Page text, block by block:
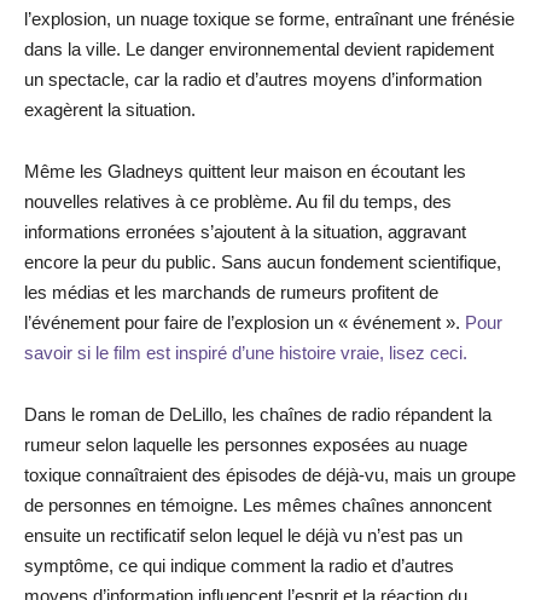
l’explosion, un nuage toxique se forme, entraînant une frénésie
dans la ville. Le danger environnemental devient rapidement
un spectacle, car la radio et d’autres moyens d’information
exagèrent la situation.
Même les Gladneys quittent leur maison en écoutant les
nouvelles relatives à ce problème. Au fil du temps, des
informations erronées s’ajoutent à la situation, aggravant
encore la peur du public. Sans aucun fondement scientifique,
les médias et les marchands de rumeurs profitent de
l’événement pour faire de l’explosion un « événement ». Pour
savoir si le film est inspiré d’une histoire vraie, lisez ceci.
Dans le roman de DeLillo, les chaînes de radio répandent la
rumeur selon laquelle les personnes exposées au nuage
toxique connaîtraient des épisodes de déjà-vu, mais un groupe
de personnes en témoigne. Les mêmes chaînes annoncent
ensuite un rectificatif selon lequel le déjà vu n’est pas un
symptôme, ce qui indique comment la radio et d’autres
moyens d’information influencent l’esprit et la réaction du